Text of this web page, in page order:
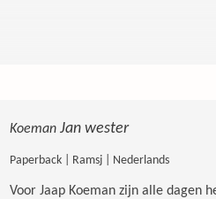
Koeman Jan wester
Paperback | Ramsj | Nederlands
Voor Jaap Koeman zijn alle dagen